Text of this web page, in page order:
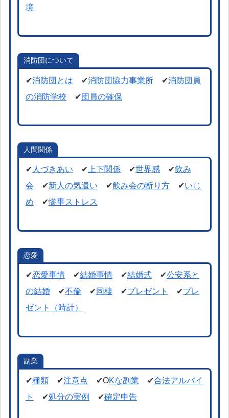
境
消防団について
✔消防団とは ✔消防団協力事業所✔消防団員
の消防学校 ✔団員の確保
人間関係
✔人づきあい ✔上下関係✔世界感✔飲み
会 ✔新人の気遣い ✔飲み会の断り方✔いじ
め ✔惨事ストレス
恋愛
✔恋愛事情✔結婚事情✔結婚式✔公安系と
の結婚✔不倫 ✔同棲✔プレゼント ✔プレ
ゼント（時計）
副業
✔種類✔注意点 ✔OKな副業 ✔合法アルバイ
ト
✔処分の実例 ✔確定申告